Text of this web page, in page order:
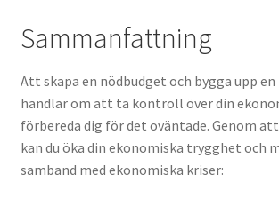
Sammanfattning
Att skapa en nödbudget och bygga upp
handlar om att ta kontroll över din
förbereda dig för det oväntade. Genom
kan du öka din ekonomiska trygghet och
samband med ekonomiska kriser: